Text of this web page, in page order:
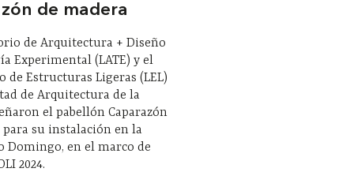
de madera
de Arquitectura + Diseño
Experimental (LATE) y el
de Estructuras Ligeras (LEL)
de Arquitectura de la
el pabellón Caparazón
para su instalación en la
Domingo, en el marco de
2024.